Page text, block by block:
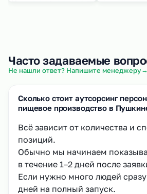
Часто задаваемые
Не нашли ответ? Напишите менеджеру→
Сколько стоит аутсорсинг
пищевое производство в
Всё зависит от количества и
позиций.
Обычно мы начинаем
в течение 1–2 дней после
Если нужно много людей
дней на полный запуск.